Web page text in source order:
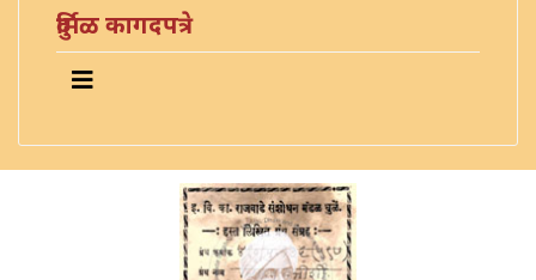
दुर्मिळ कागदपत्रे